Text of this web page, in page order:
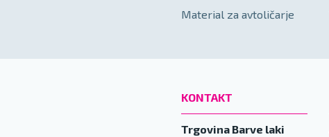
Material za avtoličarje
KONTAKT
Trgovina Barve laki